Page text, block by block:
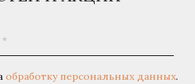
обработку персональных данных.